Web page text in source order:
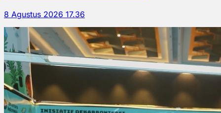
8 Agustus 2026 17.36